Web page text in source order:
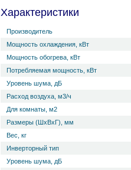
Характеристики
Производитель
Мощность охлаждения, кВт
Мощность обогрева, кВт
Потребляемая мощность, кВт
Уровень ш­ума, дБ
Расход воздуха, м3/ч
Для комнаты, м2
Размеры (ШхВхГ), мм
Вес, кг
Инверторный тип
Уровень ш­ума, дБ